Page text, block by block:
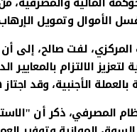
الأموال وتمويل
لفت صالح، إلى
الالتزام بالمعايير
الأجنبية، وقد
المصرفي، ذكر أن